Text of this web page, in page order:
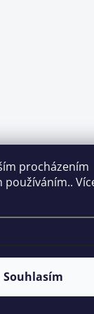
procházením
Souhlasím